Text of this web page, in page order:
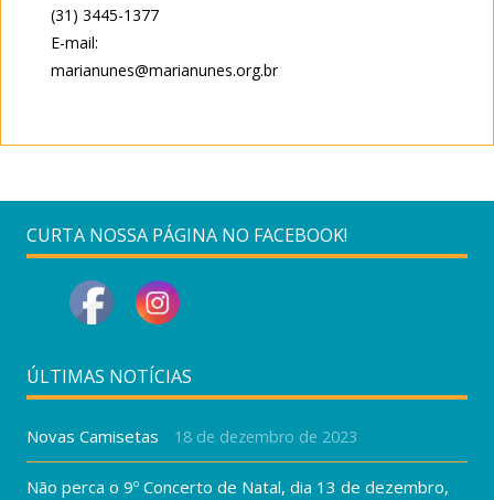
(31) 3445-1377
E-mail:
marianunes@marianunes.org.br
CURTA NOSSA PÁGINA NO FACEBOOK!
ÚLTIMAS NOTÍCIAS
Novas Camisetas 18 de dezembro de 2023
Não perca o 9º Concerto de Natal, dia 13 de dezembro,